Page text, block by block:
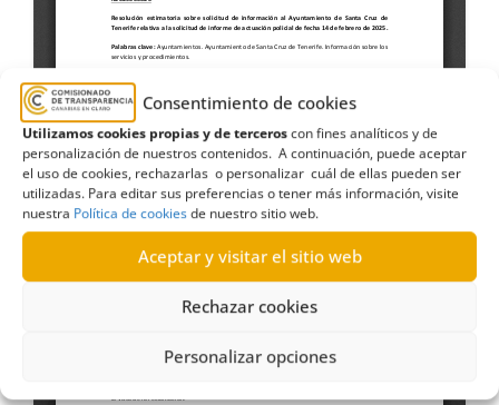
Consentimiento de cookies
Utilizamos cookies propias y de terceroscon fines analíticos y de
personalización de nuestros contenidos. A continuación, puede aceptar
el uso de cookies, rechazarlas o personalizar cuál de ellas pueden ser
utilizadas. Para editar sus preferencias o tener más información, visite
nuestra Política de cookiesde nuestro sitio web.
Aceptar y visitar el sitio web
Rechazar cookies
Personalizar opciones